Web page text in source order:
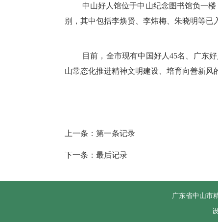
中山好人馆位于中山纪念图书馆负一
别，其中包括李焕贤、李炜梅、朱晓明等已
目前，全市现有中国好人45名、广东
山常态化推进精神文明建设、培育向善新风
上一条：第一条记录
下一条：最后记录
广东省中山市